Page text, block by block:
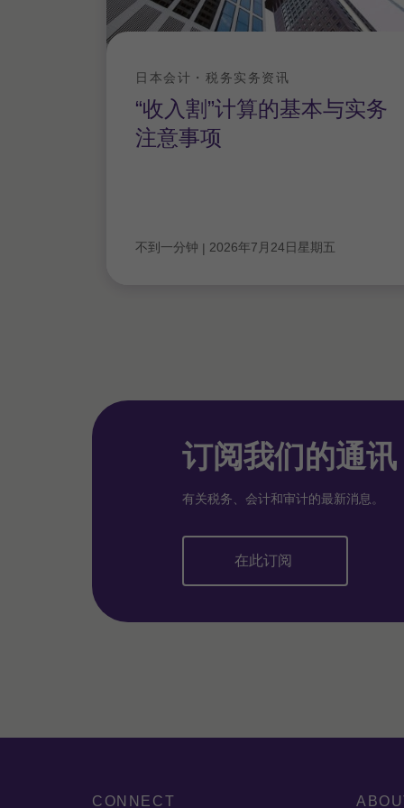
“收入割”计算的基本与实务
注意事项
日本会计・税务实务资讯
不到一分钟 | 2026年7月24日星期五
订阅我们的通讯
有关税务、会计和审计的最新消息。
在此订阅
CONNECT